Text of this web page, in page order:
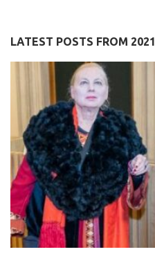
LATEST POSTS FROM